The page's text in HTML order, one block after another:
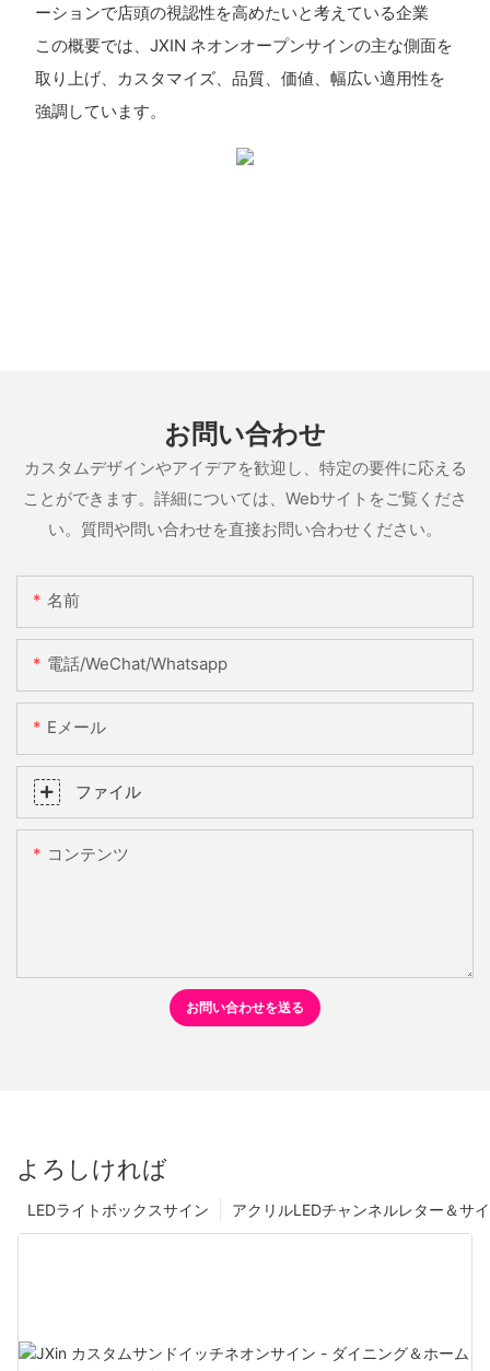
ーションで店頭の視認性を高めたいと考えている企業
この概要では、JXIN ネオンオープンサインの主な側面を
取り上げ、カスタマイズ、品質、価値、幅広い適用性を
強調しています。
お問い合わせ
カスタムデザインやアイデアを歓迎し、特定の要件に応える
ことができます。詳細については、Webサイトをご覧くださ
い。質問や問い合わせを直接お問い合わせください。
名前
電話/WeChat/Whatsapp
Eメール
ファイル
コンテンツ
お問い合わせを送る
よろしければ
アクリルLEDチャンネルレター＆サ
LEDライトボックスサイン